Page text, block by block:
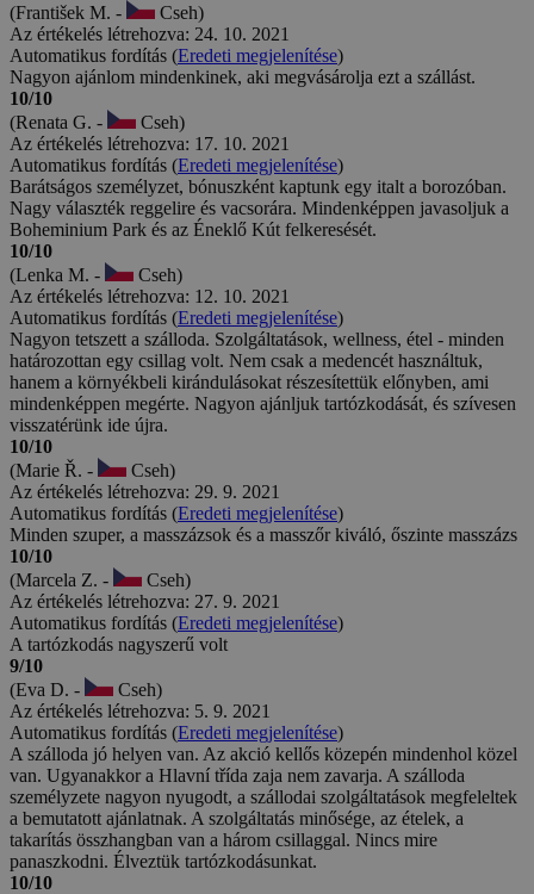
(František M. -
Cseh)
Az értékelés létrehozva: 24. 10. 2021
Automatikus fordítás (Eredeti megjelenítése)
Nagyon ajánlom mindenkinek, aki megvásárolja ezt a szállást.
10/10
(Renata G. -
Cseh)
Az értékelés létrehozva: 17. 10. 2021
Automatikus fordítás (Eredeti megjelenítése)
Barátságos személyzet, bónuszként kaptunk egy italt a borozóban.
Nagy választék reggelire és vacsorára. Mindenképpen javasoljuk a
Boheminium Park és az Éneklő Kút felkeresését.
10/10
(Lenka M. -
Cseh)
Az értékelés létrehozva: 12. 10. 2021
Automatikus fordítás (Eredeti megjelenítése)
Nagyon tetszett a szálloda. Szolgáltatások, wellness, étel - minden
határozottan egy csillag volt. Nem csak a medencét használtuk,
hanem a környékbeli kirándulásokat részesítettük előnyben, ami
mindenképpen megérte. Nagyon ajánljuk tartózkodását, és szívesen
visszatérünk ide újra.
10/10
(Marie Ř. -
Cseh)
Az értékelés létrehozva: 29. 9. 2021
Automatikus fordítás (Eredeti megjelenítése)
Minden szuper, a masszázsok és a masszőr kiváló, őszinte masszázs
10/10
(Marcela Z. -
Cseh)
Az értékelés létrehozva: 27. 9. 2021
Automatikus fordítás (Eredeti megjelenítése)
A tartózkodás nagyszerű volt
9/10
(Eva D. -
Cseh)
Az értékelés létrehozva: 5. 9. 2021
Automatikus fordítás (Eredeti megjelenítése)
A szálloda jó helyen van. Az akció kellős közepén mindenhol közel
van. Ugyanakkor a Hlavní třída zaja nem zavarja. A szálloda
személyzete nagyon nyugodt, a szállodai szolgáltatások megfeleltek
a bemutatott ajánlatnak. A szolgáltatás minősége, az ételek, a
takarítás összhangban van a három csillaggal. Nincs mire
panaszkodni. Élveztük tartózkodásunkat.
10/10